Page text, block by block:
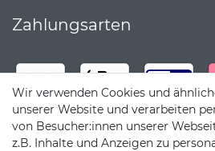
Zahlungsarten
Wir verwenden Cookies und
unserer Website und verarbeiten
von Besucher:innen unserer
z.B. Inhalte und Anzeigen zu